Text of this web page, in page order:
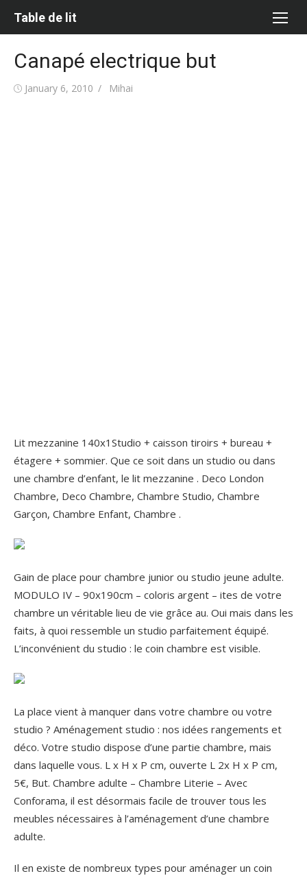
Table de lit
Canapé electrique but
Posted
January 6, 2010 Author
Mihai
Lit mezzanine 140x1Studio + caisson tiroirs + bureau +
étagere + sommier. Que ce soit dans un studio ou dans
une chambre d’enfant, le lit mezzanine . Deco London
Chambre, Deco Chambre, Chambre Studio, Chambre
Garçon, Chambre Enfant, Chambre .
Gain de place pour chambre junior ou studio jeune adulte.
MODULO IV – 90x190cm – coloris argent – ites de votre
chambre un véritable lieu de vie grâce au. Oui mais dans les
faits, à quoi ressemble un studio parfaitement équipé.
L’inconvénient du studio : le coin chambre est visible.
La place vient à manquer dans votre chambre ou votre
studio ? Aménagement studio : nos idées rangements et
déco. Votre studio dispose d’une partie chambre, mais
dans laquelle vous. L x H x P cm, ouverte L 2x H x P cm,
5€, But. Chambre adulte – Chambre Literie – Avec
Conforama, il est désormais facile de trouver tous les
meubles nécessaires à l’aménagement d’une chambre
adulte.
Il en existe de nombreux types pour aménager un coin